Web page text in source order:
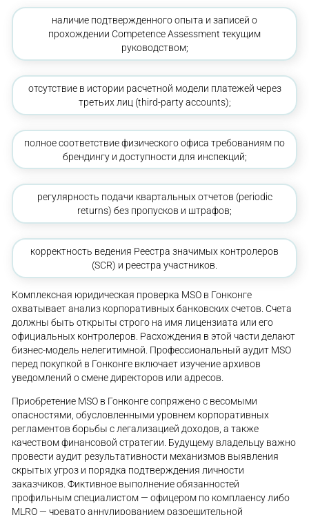
наличие подтвержденного опыта и записей о
прохождении Competence Assessment текущим
руководством;
отсутствие в истории расчетной модели платежей через
третьих лиц (third-party accounts);
полное соответствие физического офиса требованиям по
брендингу и доступности для инспекций;
регулярность подачи квартальных отчетов (periodic
returns) без пропусков и штрафов;
корректность ведения Реестра значимых контролеров
(SCR) и реестра участников.
Комплексная юридическая проверка MSO в Гонконге
охватывает анализ корпоративных банковских счетов. Счета
должны быть открыты строго на имя лицензиата или его
официальных контролеров. Расхождения в этой части делают
бизнес-модель нелегитимной. Профессиональный аудит MSO
перед покупкой в Гонконге включает изучение архивов
уведомлений о смене директоров или адресов.
Приобретение MSO в Гонконге сопряжено с весомыми
опасностями, обусловленными уровнем корпоративных
регламентов борьбы с легализацией доходов, а также
качеством финансовой стратегии. Будущему владельцу важно
провести аудит результативности механизмов выявления
скрытых угроз и порядка подтверждения личности
заказчиков. Фиктивное выполнение обязанностей
профильным специалистом — офицером по комплаенсу либо
MLRO — чревато аннулированием разрешительной